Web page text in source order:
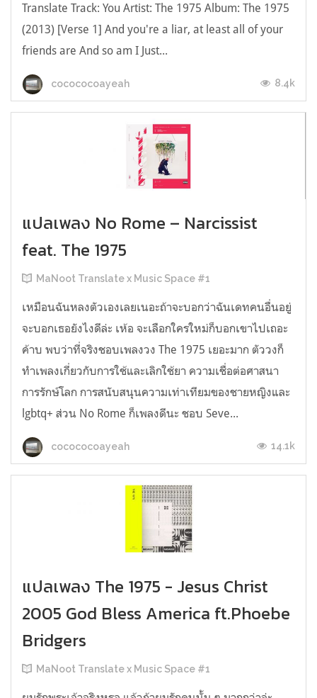
Translate Track: You Artist: The 1975 Album: The 1975
(2013) [Verse 1] And you're a liar, at least all of your
friends are And so am I Just...
cocococoayeah 8.4k
แปลเพลง No Rome – Narcissist
feat. The 1975
MaNoot Translate x Music Space #1
เหมือนฉันหลงตัวเองเลยเนอะถ้าจะบอกว่าฉันเดทคนอื่นอยู่
จะบอกเธอยังไงดีล่ะ เห้อ จะเลือกใครใหม่ก็บอกเขาไปเถอะ
ค้าบ พบว่าที่จริงชอบเพลงวง The 1975 เยอะมาก ตัววงก็
ทำเพลงเกี่ยวกับการใช้และเลิกใช้ยา ความเชื่อต่อศาสนา
การรักษ์โลก การสนับสนุนความเท่าเทียมของชายหญิงและ
lgbtq+ ส่วน No Rome ก็เพลงดีนะ ชอบ Seve...
cocococoayeah 14.1k
แปลเพลง The 1975 - Jesus Christ
2005 God Bless America ft.Phoebe
Bridgers
MaNoot Translate x Music Space #1